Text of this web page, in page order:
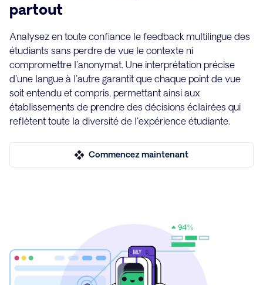
partout
Analysez en toute confiance le feedback multilingue des
étudiants sans perdre de vue le contexte ni
compromettre l'anonymat. Une interprétation précise
d'une langue à l'autre garantit que chaque point de vue
soit entendu et compris, permettant ainsi aux
établissements de prendre des décisions éclairées qui
reflètent toute la diversité de l'expérience étudiante.
Commencez maintenant